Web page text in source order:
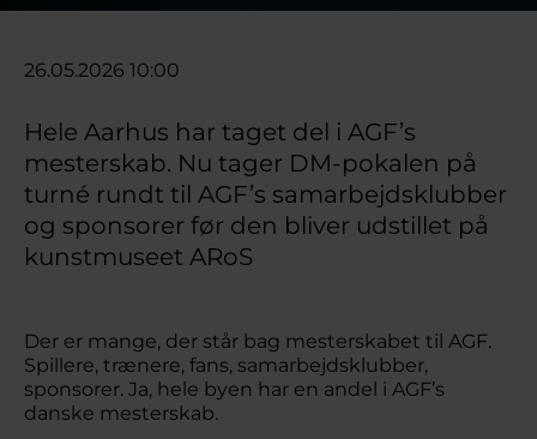
26.05.2026 10:00
Hele Aarhus har taget del i AGF’s
mesterskab. Nu tager DM-pokalen på
turné rundt til AGF’s samarbejdsklubber
og sponsorer før den bliver udstillet på
kunstmuseet ARoS
Der er mange, der står bag mesterskabet til AGF.
Spillere, trænere, fans, samarbejdsklubber,
sponsorer. Ja, hele byen har en andel i AGF’s
danske mesterskab.